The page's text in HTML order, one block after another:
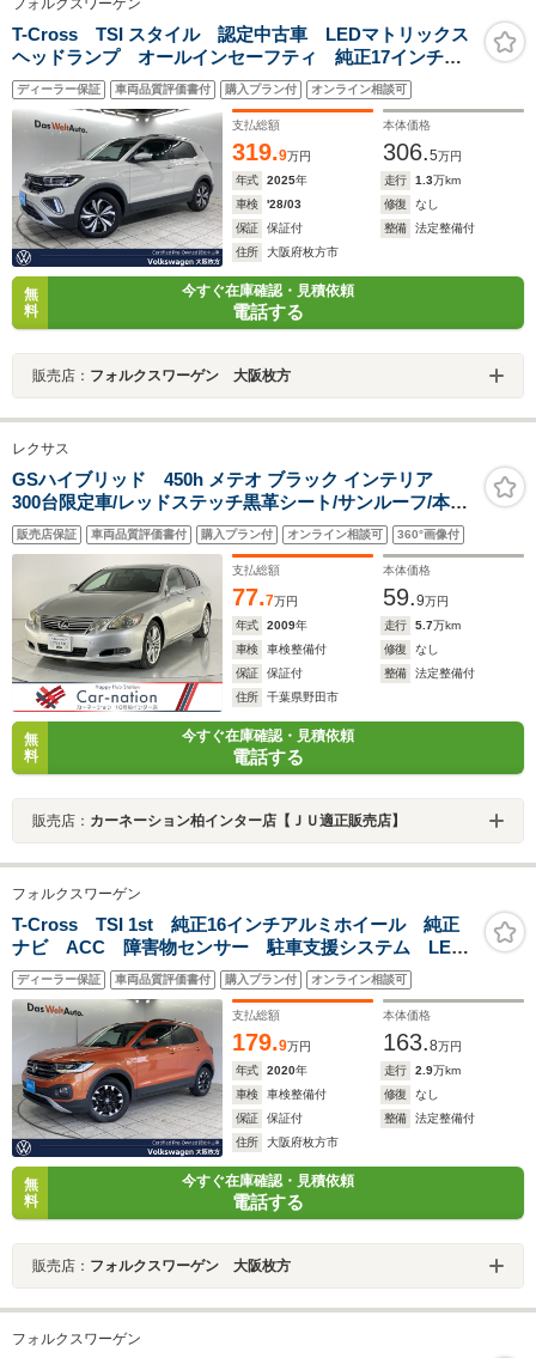
フォルクスワーゲン
T-Cross TSI スタイル 認定中古車 LEDマトリックス
ヘッドランプ オールインセーフティ 純正17インチア
ルミホイール スマートエントリー シートヒーター
シルバールーフレール アダプティブクルーズコントロ
ール 7DSG 5人乗
ディーラー保証 車両品質評価書付 購入プラン付 オンライン相談可
支払総額
319.9万円
本体価格
306.5万円
年式
2025年 走行 1.3万km
車検
'28/03 修復
なし
保証
保証付 整備
法定整備付
住所
大阪府枚方市
無
料
今すぐ在庫確認・見積依頼
電話する
販売店： フォルクスワーゲン 大阪枚方
レクサス
GSハイブリッド 450h メテオ ブラック インテリア
300台限定車/レッドステッチ黒革シート/サンルーフ/本木
製・革コンビステアリング/障害物センサー/クルーズコン
トロール/HIDヘッドランプ/AFS/前席パワーシート・シー
トヒーター/純正HDDナビ/ビルトインETC/Bカメラ
販売店保証 車両品質評価書付 購入プラン付 オンライン相談可 360°画像付
支払総額
77.7万円
本体価格
59.9万円
年式
2009年 走行 5.7万km
車検
車検整備付 修復
なし
保証
保証付 整備
法定整備付
住所
千葉県野田市
無
料
今すぐ在庫確認・見積依頼
電話する
販売店： カーネーション柏インター店【ＪＵ適正販売店】
フォルクスワーゲン
T-Cross TSI 1st 純正16インチアルミホイール 純正
ナビ ACC 障害物センサー 駐車支援システム LED
ヘッドライト リアビューカメラ スマートキー 2ゾー
ンフルオートエアコン 後方死角検知機能
ディーラー保証 車両品質評価書付 購入プラン付 オンライン相談可
支払総額
179.9万円
本体価格
163.8万円
年式
2020年 走行 2.9万km
車検
車検整備付 修復
なし
保証
保証付 整備
法定整備付
住所
大阪府枚方市
無
料
今すぐ在庫確認・見積依頼
電話する
販売店： フォルクスワーゲン 大阪枚方
フォルクスワーゲン